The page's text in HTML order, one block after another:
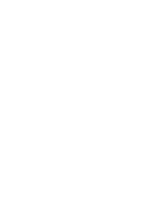
et l’état du
pour l’acheteur.
et rapports
véhicules moins
et suivi